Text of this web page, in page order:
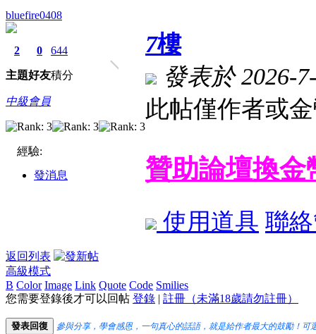
bluefire0408
2
主題
0
好友
644
積分
中級會員
經驗:
發消息
7樓
發表於 2026-
此帖僅作者或
贊助論壇換
使用道具 聯
返回列表
高級模式
B Color Image Link Quote Code Smilies
您需要登錄後才可以回帖 登錄 | 註冊（未滿18歲請勿註冊）
發表回復 參與分享，學會感恩，一句真心的話語，就是給作者最大的鼓勵！可